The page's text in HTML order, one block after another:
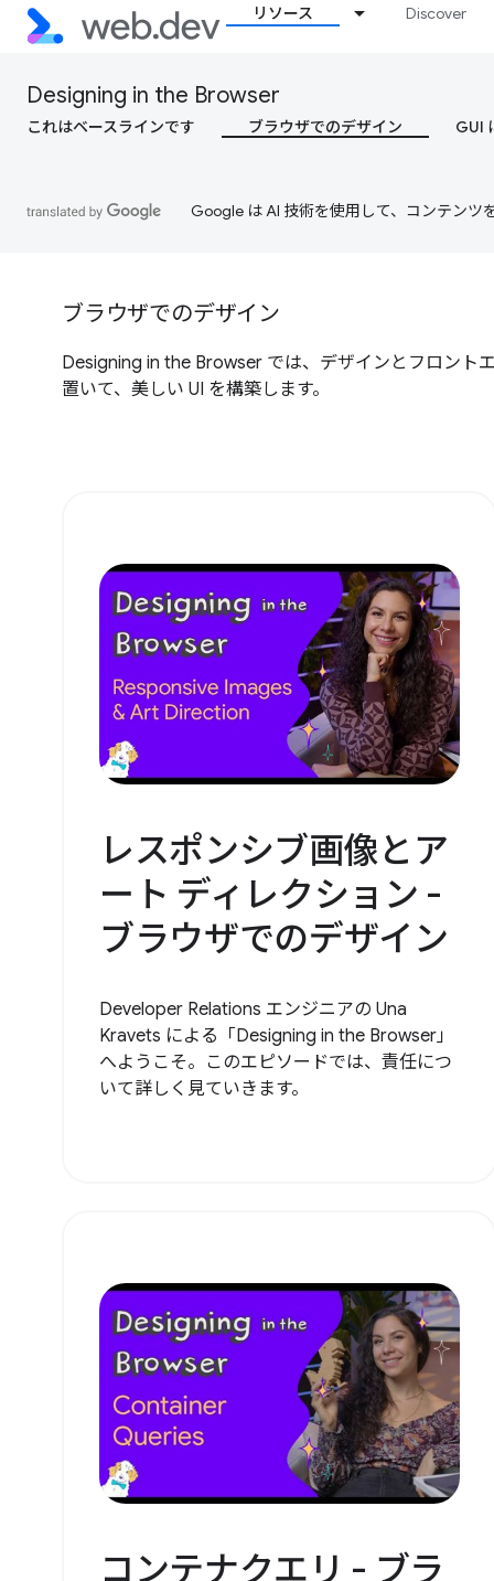
リソース Discover
Designing in the Browser
これはベースラインです ブラウザでのデザイン GUI
Google は AI 技術を使用して、コンテンツ
ブラウザでのデザイン
Designing in the Browser では、デザインとフロント
置いて、美しい UI を構築します。
レスポンシブ画像とア
ート ディレクション -
ブラウザでのデザイン
Developer Relations エンジニアの Una
Kravets による「Designing in the Browser」
へようこそ。このエピソードでは、責任につ
いて詳しく見ていきます。
コンテナクエリ - ブラ